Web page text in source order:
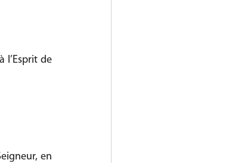
l’Esprit de
en